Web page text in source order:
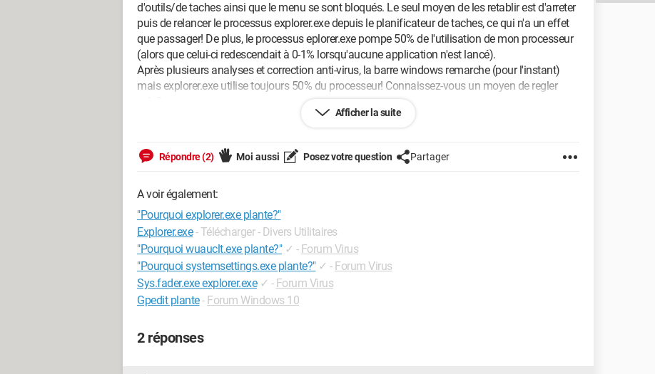
d'outils/de taches ainsi que le menu se sont bloqués. Le seul moyen de les retablir est d'arreter
puis de relancer le processus explorer.exe depuis le planificateur de taches, ce qui n'a un effet
que passager! De plus, le processus eplorer.exe pompe 50% de l'utilisation de mon processeur
(alors que celui-ci redescendait à 0-1% lorsqu'aucune application n'est lancé).
Après plusieurs analyses et correction anti-virus, la barre windows remarche (pour l'instant)
mais explorer.exe utilise toujours 50% du processeur! Connaissez-vous un moyen de regler
Internet Explorer 7.0
Afficher la suite
Répondre (2) Moi aussi Posez votre question Partager
A voir également:
"Pourquoi explorer.exe plante?"
Explorer.exe - Télécharger - Divers Utilitaires
"Pourquoi wuauclt.exe plante?" ✓ - Forum Virus
"Pourquoi systemsettings.exe plante?" ✓ - Forum Virus
Sys.fader.exe explorer.exe ✓ - Forum Virus
Gpedit plante- Forum Windows 10
2 réponses